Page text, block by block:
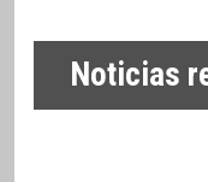
Noticias